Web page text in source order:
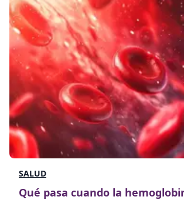
SALUD
Qué pasa cuando la